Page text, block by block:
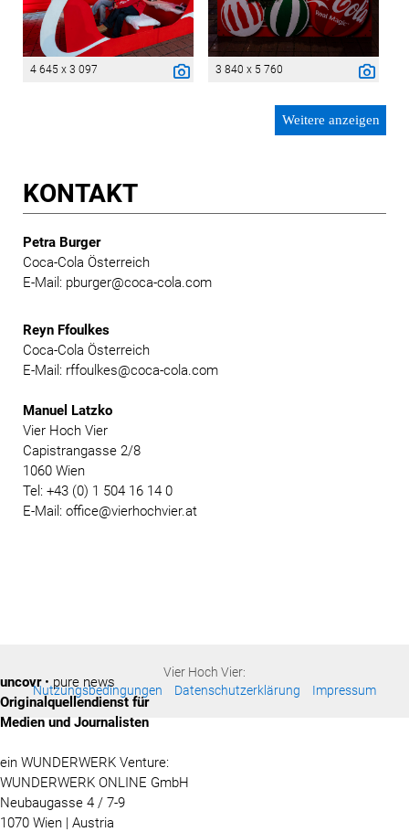
4 645 x 3 097 3 840 x 5 760
Weitere anzeigen
KONTAKT
Petra Burger
Coca-Cola Österreich
E-Mail: pburger@coca-cola.com
Reyn Ffoulkes
Coca-Cola Österreich
E-Mail: rffoulkes@coca-cola.com
Manuel Latzko
Vier Hoch Vier
Capistrangasse 2/8
1060 Wien
Tel: +43 (0) 1 504 16 14 0
E-Mail: office@vierhochvier.at
Vier Hoch Vier:
Nutzungsbedingungen
Datenschutzerklärung Impressum
uncovr• pure news
Originalquellendienst für
Medien und Journalisten
ein WUNDERWERK Venture:
WUNDERWERK ONLINE GmbH
Neubaugasse 4 / 7-9
1070 Wien | Austria